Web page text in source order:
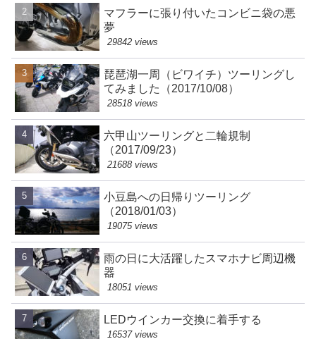
マフラーに張り付いたコンビニ袋の悪
夢
29842 views
琵琶湖一周（ビワイチ）ツーリングし
てみました（2017/10/08）
28518 views
六甲山ツーリングと二輪規制
（2017/09/23）
21688 views
小豆島への日帰りツーリング
（2018/01/03）
19075 views
雨の日に大活躍したスマホナビ周辺機
器
18051 views
LEDウインカー交換に着手する
16537 views